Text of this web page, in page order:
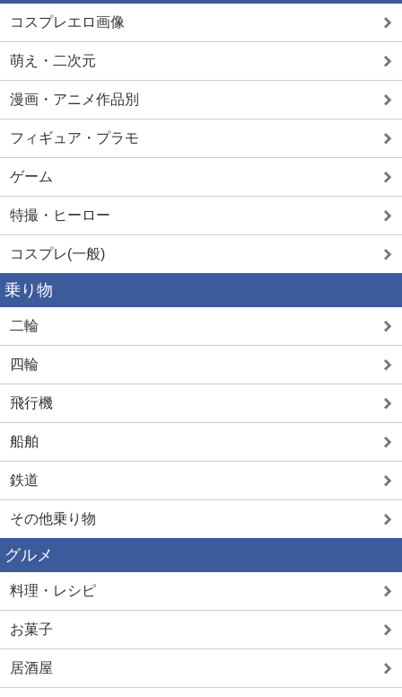
コスプレエロ画像
萌え・二次元
漫画・アニメ作品別
フィギュア・プラモ
ゲーム
特撮・ヒーロー
コスプレ(一般)
乗り物
二輪
四輪
飛行機
船舶
鉄道
その他乗り物
グルメ
料理・レシピ
お菓子
居酒屋